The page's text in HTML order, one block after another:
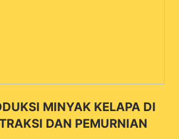
MINYAK KELAPA DI
DAN PEMURNIAN